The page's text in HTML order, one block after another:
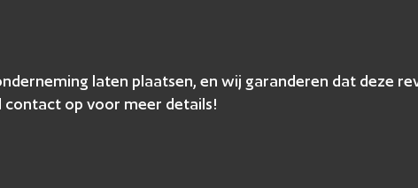
laten plaatsen, en wij garanderen dat deze
contact op voor meer details!